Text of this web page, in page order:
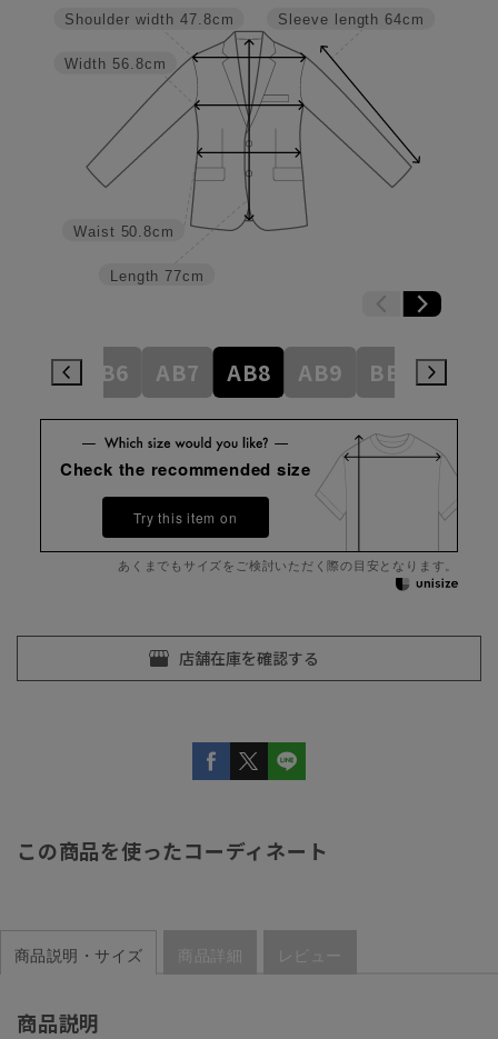
Sleeve length 64cm
Length 77cm
Waist 50.8cm
Width 56.8cm
Shoulder width 47.8cm
AB6 AB7 AB8 AB9 BE3
Check the recommended size
Try this item on
あくまでもサイズをご検討いただく際の目安となります。
この商品を使ったコーディネート
商品説明・サイズ 商品詳細 レビュー
商品説明